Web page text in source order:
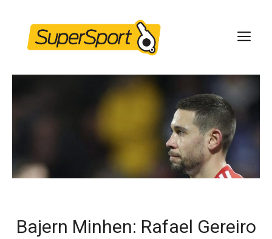
content
Bajern Minhen: Rafael Gereiro